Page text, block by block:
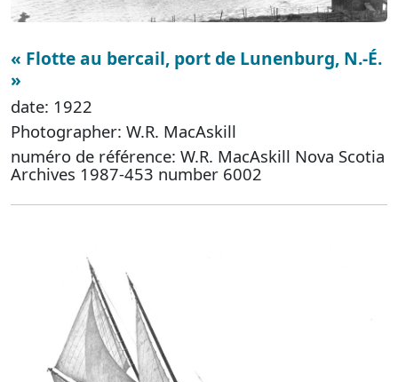
« Flotte au bercail, port de Lunenburg, N.-É.
»
date: 1922
Photographer: W.R. MacAskill
numéro de référence: W.R. MacAskill Nova Scotia
Archives 1987-453 number 6002